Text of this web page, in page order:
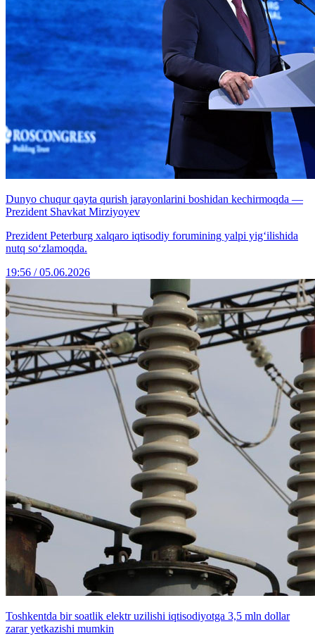
Dunyo chuqur qayta qurish jarayonlarini boshidan kechirmoqda —
Prezident Shavkat Mirziyoyev
Prezident Peterburg xalqaro iqtisodiy forumining yalpi yig‘ilishida
nutq so‘zlamoqda.
19:56 / 05.06.2026
Toshkentda bir soatlik elektr uzilishi iqtisodiyotga 3,5 mln dollar
zarar yetkazishi mumkin